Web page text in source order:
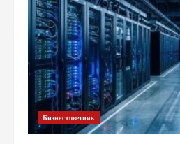
Бизнес советник